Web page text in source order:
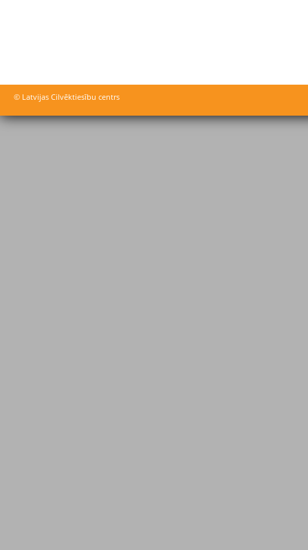
© Latvijas Cilvēktiesību centrs